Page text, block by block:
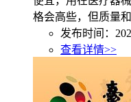
格会高些，但质量
发布时间：
查看详情>>